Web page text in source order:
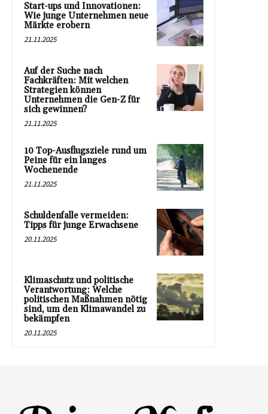
Start-ups und Innovationen:
Wie junge Unternehmen neue
Märkte erobern
21.11.2025
Auf der Suche nach
Fachkräften: Mit welchen
Strategien können
Unternehmen die Gen-Z für
sich gewinnen?
21.11.2025
10 Top-Ausflugsziele rund um
Peine für ein langes
Wochenende
21.11.2025
Schuldenfalle vermeiden:
Tipps für junge Erwachsene
20.11.2025
Klimaschutz und politische
Verantwortung: Welche
politischen Maßnahmen nötig
sind, um den Klimawandel zu
bekämpfen
20.11.2025